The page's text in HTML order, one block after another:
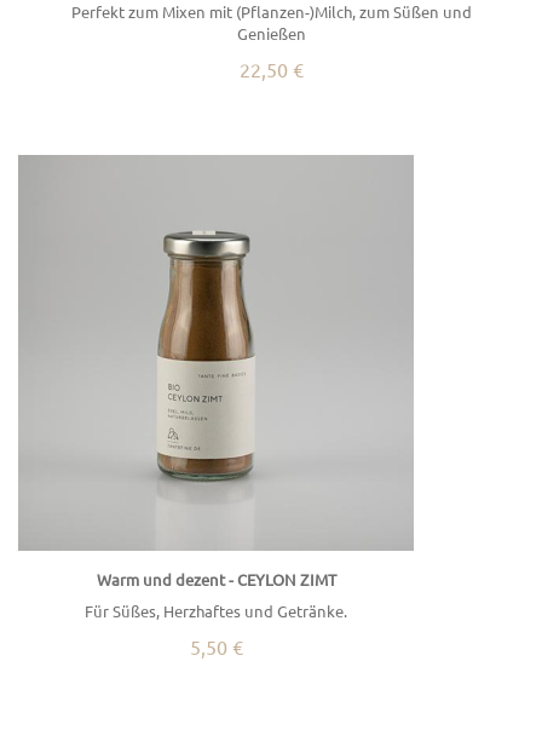
Perfekt zum Mixen mit (Pflanzen-)Milch, zum Süßen und
Genießen
22,50 €
Warm und dezent - CEYLON ZIMT
Für Süßes, Herzhaftes und Getränke.
5,50 €